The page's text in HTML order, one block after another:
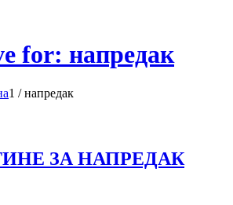
for: напредак
1 / напредак
ЗА НАПРЕДАК